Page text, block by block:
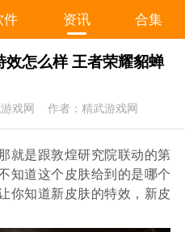
件 资讯 合集
怎么样 王者荣耀貂蝉
戏网 作者：精武游戏网
就是跟敦煌研究院联动的第
知道这个皮肤给到的是哪个
你知道新皮肤的特效，新皮